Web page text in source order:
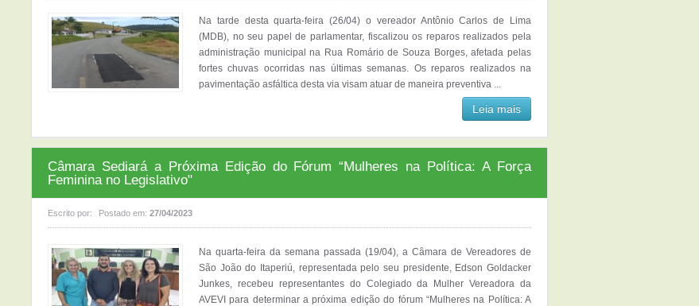
Na tarde desta quarta-feira (26/04) o vereador Antônio Carlos de Lima
(MDB), no seu papel de parlamentar, fiscalizou os reparos realizados pela
administração municipal na Rua Romário de Souza Borges, afetada pelas
fortes chuvas ocorridas nas últimas semanas. Os reparos realizados na
pavimentação asfáltica desta via visam atuar de maneira preventiva ...
Leia mais
Câmara Sediará a Próxima Edição do Fórum “Mulheres na Política: A Força
Feminina no Legislativo"
Escrito por: Postado em: 27/04/2023
Na quarta-feira da semana passada (19/04), a Câmara de Vereadores de
São João do Itaperiú, representada pelo seu presidente, Edson Goldacker
Junkes, recebeu representantes do Colegiado da Mulher Vereadora da
AVEVI para determinar a próxima edição do fórum “Mulheres na Política: A